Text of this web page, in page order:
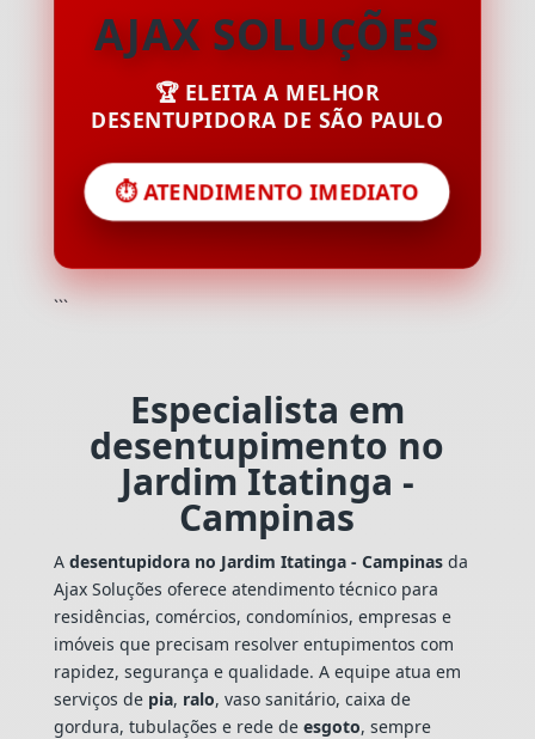
AJAX SOLUÇÕES
🏆 ELEITA A MELHOR
DESENTUPIDORA DE SÃO PAULO
⏱️ ATENDIMENTO IMEDIATO
```
Especialista em
desentupimento no
Jardim Itatinga -
Campinas
A desentupidora no Jardim Itatinga - Campinasda
Ajax Soluções oferece atendimento técnico para
residências, comércios, condomínios, empresas e
imóveis que precisam resolver entupimentos com
rapidez, segurança e qualidade. A equipe atua em
serviços de pia, ralo, vaso sanitário, caixa de
gordura, tubulações e rede de esgoto, sempre